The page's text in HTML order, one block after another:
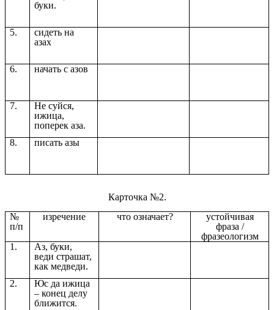
буки.
5.
сидеть на
азах
6. начать с азов
7.
Не суйся,
ижица,
поперек аза.
8.
писать азы
Карточка №2.
№
п/п
изречение что означает?
устойчивая
фраза /
фразеологизм
1.
Аз, буки,
веди страшат,
как медведи.
2.
Юс да ижица
– конец делу
ближится.